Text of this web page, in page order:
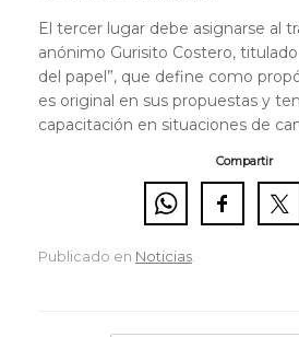
El tercer lugar debe asignarse al
anónimo Gurisito Costero,
del papel”, que define como
es original en sus propuestas y
capacitación en situaciones de
Compartir
Publicado en Noticias